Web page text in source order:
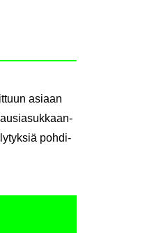
asi­aan
poh­di­